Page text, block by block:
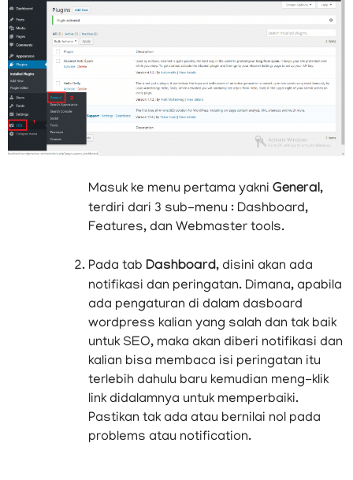
Masuk ke menu pertama yakni General,
terdiri dari 3 sub-menu : Dashboard,
Features, dan Webmaster tools.
Pada tab Dashboard, disini akan ada
notifikasi dan peringatan. Dimana, apabila
ada pengaturan di dalam dasboard
wordpress kalian yang salah dan tak baik
untuk SEO, maka akan diberi notifikasi dan
kalian bisa membaca isi peringatan itu
terlebih dahulu baru kemudian meng-klik
link didalamnya untuk memperbaiki.
Pastikan tak ada atau bernilai nol pada
problems atau notification.